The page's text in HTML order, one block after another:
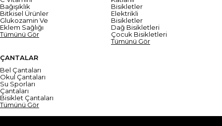
Bağışıklık
Bitkisel Ürünler
Glukozamin Ve
Eklem Sağlığı
Tümünü Gör
Bisikletler
Elektrikli
Bisikletler
Dağ Bisikletleri
Çocuk Bisikletleri
Tümünü Gör
ÇANTALAR
Bel Çantaları
Okul Çantaları
Su Sporları
Çantaları
Bisiklet Çantaları
Tümünü Gör